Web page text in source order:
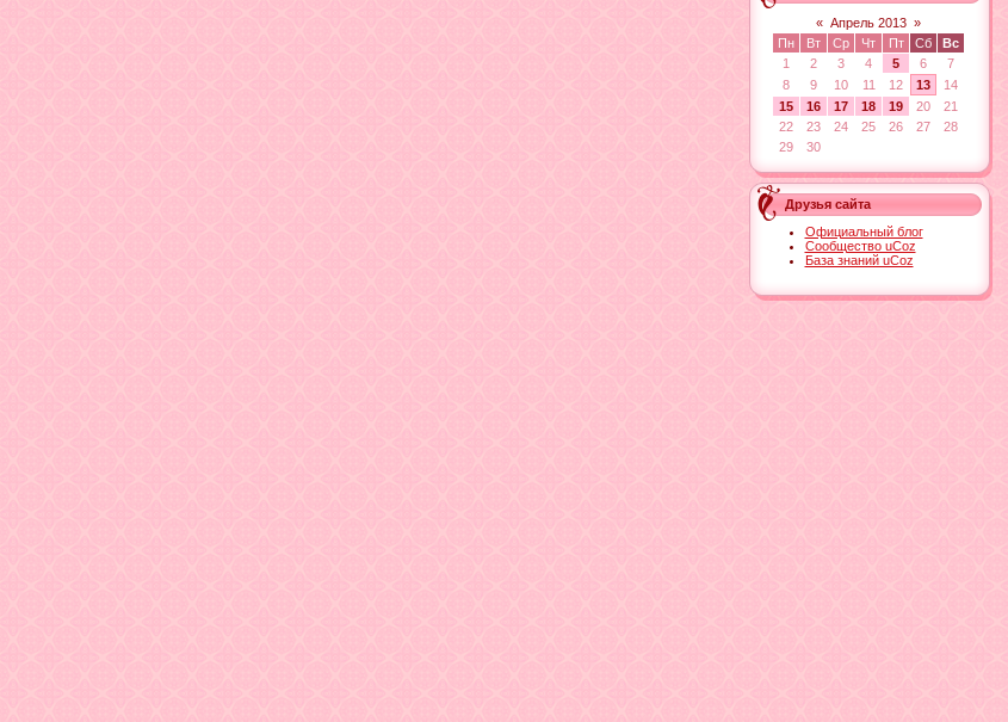
« Апрель 2013 »
Пн
Вт Ср Чт Пт Сб
Вс
1
2 3 4 5 6
7
8
9 10 11 12 13
14
15
16 17 18 19 20
21
22
23 24 25 26 27
28
29
30
Друзья сайта
Официальный блог
Сообщество uCoz
База знаний uCoz